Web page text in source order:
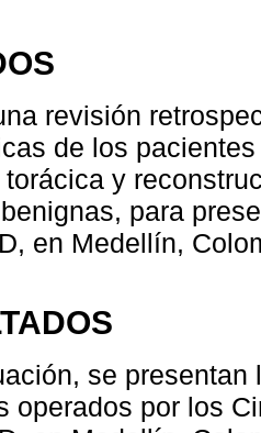
revisión
de los
torácica y
para
en Medellín,
se
operados por los